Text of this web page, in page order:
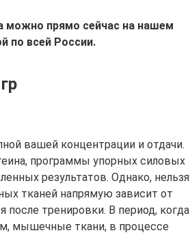
можно прямо сейчас на нашем
по всей России.
вашей концентрации и отдачи.
программы упорных силовых
результатов. Однако, нельзя
тканей напрямую зависит от
после тренировки. В период, когда
мышечные ткани, в процессе